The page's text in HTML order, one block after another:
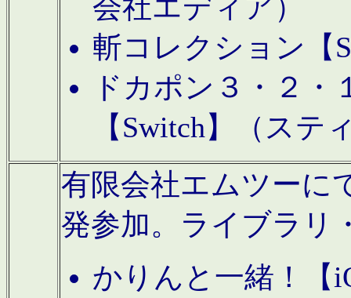
会社エディア）
斬コレクション【
ドカポン３・２
【Switch】（ステ
有限会社エムツーに
発参加。ライブラリ
かりんと一緒！【